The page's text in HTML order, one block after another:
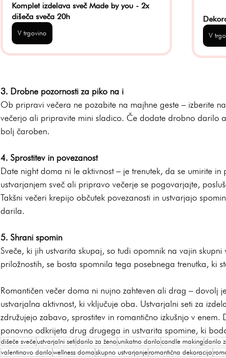
Komplet izdelava sveč Made by you - 2x
dišeča sveča 20h
V trgovino V
3. Drobne pozornosti za piko na i
Ob pripravi večera ne pozabite na majhne geste – izberite
večerjo ali pripravite mini sladico. Če dodate drobno darilo
bolj čaroben.
4. Sprostitev in povezanost
Date night doma ni le aktivnost – je trenutek, da se umirite
ustvarjanjem sveč ali pripravo večerje se pogovarjajte,
Takšni večeri krepijo občutek povezanosti in ustvarjajo
darila.
5. Shrani spomin
Sveče, ki jih ustvarita skupaj, so tudi opomnik na vajin skupni
priložnostih, se bosta spomnila tega posebnega trenutka, ki
Romantičen večer doma ni nujno zahteven ali drag – dovolj
ustvarjalna aktivnost, ki vključuje oba. Ustvarjalni seti za
združujejo zabavo, sprostitev in romantično izkušnjo v
ponovno odkrijeta drug drugega in ustvarita spomine, ki
dišeče svečeustvarjalni setidarilo za ženounikatno darilocandle makingdarilo
valentinovo darilowellness domaskupno ustvarjanjeromantična dekoracija